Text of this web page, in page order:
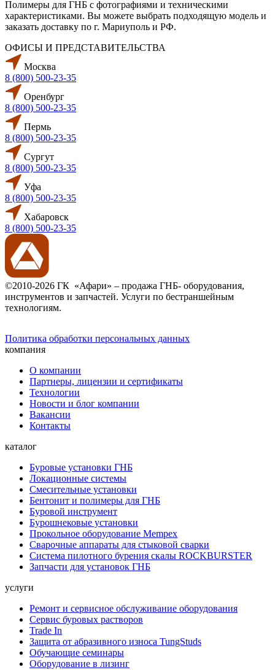
Полимеры для ГНБ с фотографиями и техническими
характеристиками. Вы можете выбрать подходящую модель и
заказать доставку по г. Мариуполь и РФ.
ОФИСЫ И ПРЕДСТАВИТЕЛЬСТВА
Москва
8 (800) 500-23-35
Оренбург
8 (800) 500-23-35
Пермь
8 (800) 500-23-35
Сургут
8 (800) 500-23-35
Уфа
8 (800) 500-23-35
Хабаровск
8 (800) 500-23-35
©2010-2026 ГК «Афари» – продажа ГНБ- оборудования,
инструментов и запчастей. Услуги по бестраншейным
технологиям.
Политика обработки персональных данных
компания
О компании
Партнеры, лицензии и сертификаты
Технологии
Новости и блог компании
Вакансии
Контакты
каталог
Буровые установки ГНБ
Локационные системы
Смесительные установки
Бентонит и полимеры для ГНБ
Буровой инструмент
Бурошнековые установки
Прокольное оборудование Mempex
Сварочные аппараты для стыковой сварки
Система пилотного бурения скалы ROCKBURSTER
Запчасти для установок ГНБ
услуги
Ремонт и сервисное обслуживание оборудования
Сервис буровых растворов
Trade In
Защита от абразивного износа TungStuds
Обучающие семинары
Оборудование в лизинг